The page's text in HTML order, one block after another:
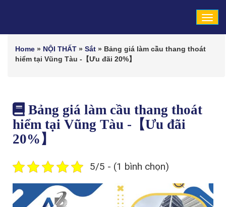
Home » NỘI THẤT » Sắt » Bảng giá làm cầu thang thoát
hiểm tại Vũng Tàu -【Ưu đãi 20%】
Bảng giá làm cầu thang thoát
hiểm tại Vũng Tàu -【Ưu đãi
20%】
5/5 - (1 bình chọn)